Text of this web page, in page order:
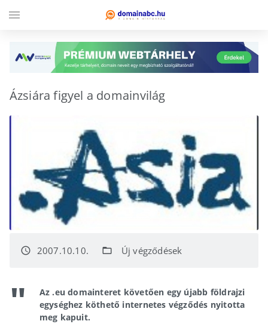
Ázsiára figyel a domainvilág
access_time 2007.10.10. folder_open Új végződések
Az .eu domainteret követően egy újabb földrajzi
egységhez köthető internetes végződés nyitotta
meg kapuit.
menu